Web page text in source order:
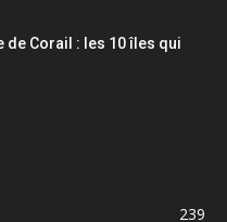
de Corail : les 10 îles qui
239